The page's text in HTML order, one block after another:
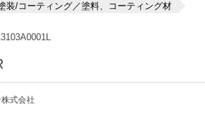
装/コーティング／塗料、コーティング材
式会社